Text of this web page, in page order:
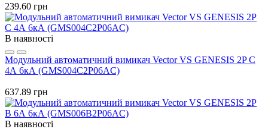
239.60 грн
В наявності
Модульний автоматичний вимикач Vector VS GENESIS 2P C
4А 6кА (GMS004C2P06AC)
637.89 грн
В наявності